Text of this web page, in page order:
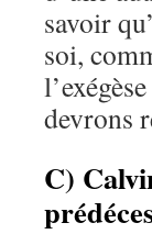
savoir
soi,
devrons
C)